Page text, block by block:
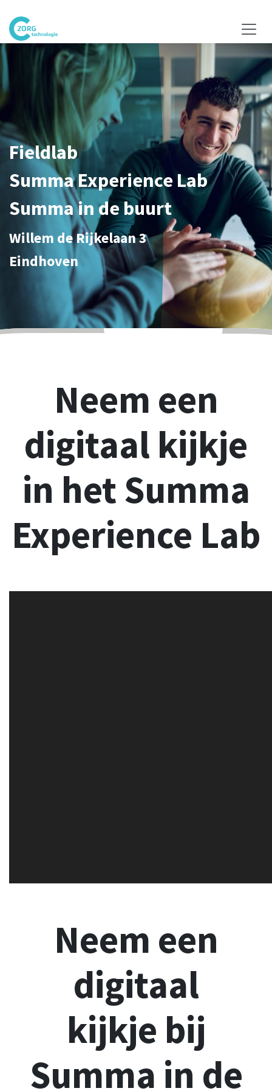
Fieldlab
Summa Experience Lab
Summa in de buurt
Willem de Rijkelaan 3
Eindhoven
Neem een
digitaal kijkje
in het Summa
Experience Lab
Neem een
digitaal
kijkje bij
Summa in de